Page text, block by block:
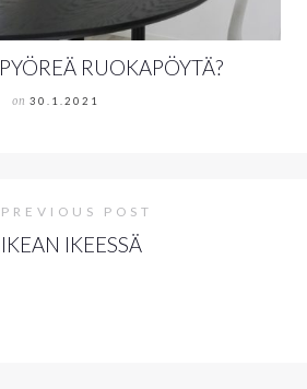
RUOKAPÖYTÄ?
on 30.1.2021
PREVIOUS POST
IKEAN IKEESSÄ